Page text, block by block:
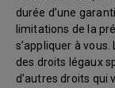
durée d’une
limitations de la
s’appliquer à
des droits légaux
d’autres droits qui